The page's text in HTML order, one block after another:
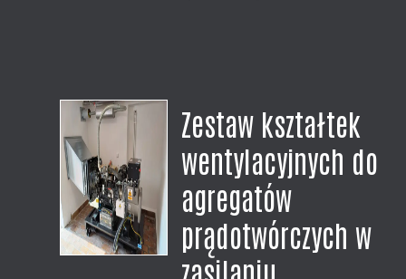
Zestaw kształtek
wentylacyjnych do
agregatów
prądotwórczych w
zasilaniu